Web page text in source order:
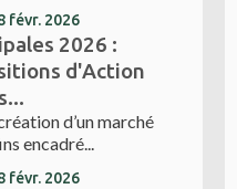
févr. 2026
2026 :
d'Action
d’un marché
encadré...
févr. 2026